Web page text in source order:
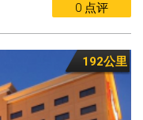
0 点评
192公里